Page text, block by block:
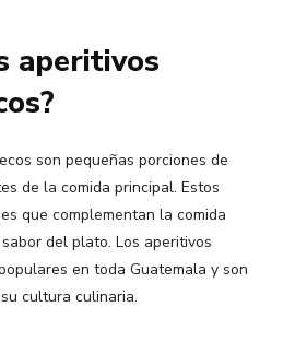
aperitivos
son pequeñas porciones de
de la comida principal. Estos
que complementan la comida
del plato. Los aperitivos
en toda Guatemala y son
cultura culinaria.